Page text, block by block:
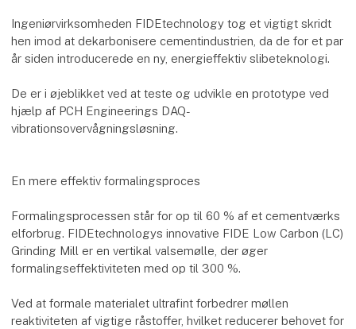
Ingeniørvirksomheden FIDEtechnology tog et vigtigt skridt
hen imod at dekarbonisere cementindustrien, da de for et par
år siden introducerede en ny, energieffektiv slibeteknologi.
De er i øjeblikket ved at teste og udvikle en prototype ved
hjælp af PCH Engineerings DAQ-
vibrationsovervågningsløsning.
En mere effektiv formalingsproces
Formalingsprocessen står for op til 60 % af et cementværks
elforbrug. FIDEtechnologys innovative FIDE Low Carbon (LC)
Grinding Mill er en vertikal valsemølle, der øger
formalingseffektiviteten med op til 300 %.
Ved at formale materialet ultrafint forbedrer møllen
reaktiviteten af ​vigtige råstoffer, hvilket reducerer behovet for